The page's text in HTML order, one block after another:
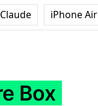
Claude iPhone Air
Box